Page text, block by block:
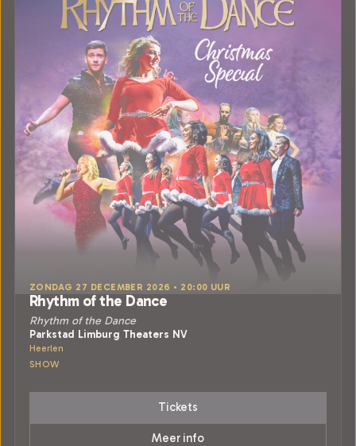
ZONDAG 27 DECEMBER 2026 • 20:00 UUR
Rhythm of the Dance
Rhythm of the Dance
Parkstad Limburg Theaters NV
Heerlen
SHOW
Tickets
Meer info